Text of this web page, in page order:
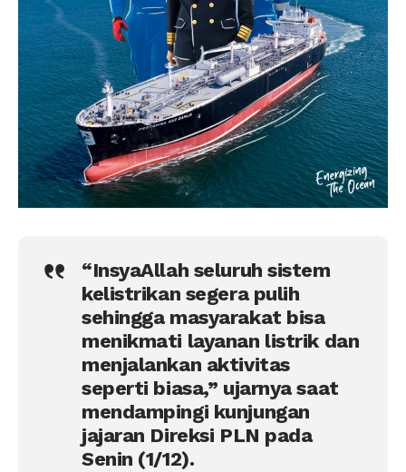
“InsyaAllah seluruh sistem
kelistrikan segera pulih
sehingga masyarakat bisa
menikmati layanan listrik dan
menjalankan aktivitas
seperti biasa,” ujarnya saat
mendampingi kunjungan
jajaran Direksi PLN pada
Senin (1/12).